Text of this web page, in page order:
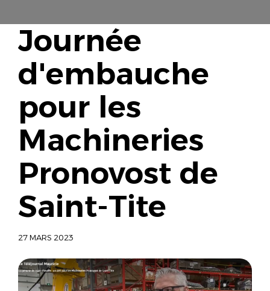
Journée
d'embauche
pour les
Machineries
Pronovost de
Saint-Tite
27 MARS 2023